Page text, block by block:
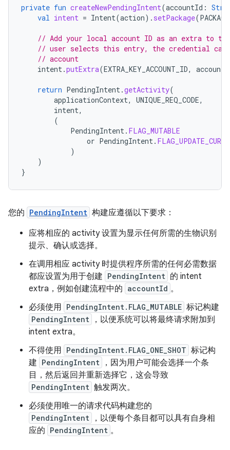
private fun createNewPendingIntent(accountId :
val intent = Intent(action). setPackage(
// Add your local account ID as an extra to
// user selects this entry, the credential can
// account
intent.putExtra(EXTRA_KEY_ACCOUNT_ID,
return PendingIntent.getActivity(
applicationContext, UNIQUE_REQ_CODE,
intent,
(
PendingIntent. FLAG_MUTABLE
or PendingIntent.
)
)
}
您的 PendingIntent 构建应遵循以下要求：
应将相应的 activity 设置为显示任何所需的生物识别
提示、确认或选择。
在调用相应 activity 时提供程序所需的任何必需数据
都应设置为用于创建 PendingIntent 的 intent
extra，例如创建流程中的 accountId 。
必须使用 PendingIntent.FLAG_MUTABLE 标记构建
PendingIntent
，以便系统可以将最终请求附加到
intent extra。
不得使用 PendingIntent.FLAG_ONE_SHOT 标记构
建 PendingIntent
，因为用户可能会选择一个条
目，然后返回并重新选择它，这会导致
PendingIntent 触发两次。
必须使用唯一的请求代码构建您的
PendingIntent
，以便每个条目都可以具有自身相
应的 PendingIntent 。